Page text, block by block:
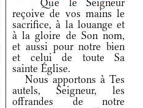
Que le Seigneur
reçoive de vos mains le
sacrifice, à la louange et
à la gloire de Son nom,
et aussi pour notre bien
et celui de toute Sa
sainte Église.
Nous apportons à Tes
autels, Seigneur, les
offrandes de notre